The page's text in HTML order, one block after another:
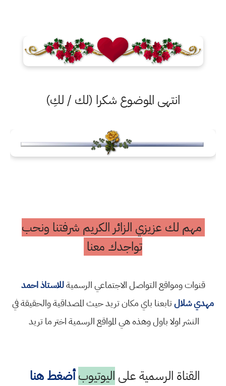
انتهى الموضوع شكرا (لك / لكِ)
مهم لك عزيزي الزائر الكريم شرفتنا ونحب
تواجدك معنا
قنوات ومواقع التواصل الاجتماعي الرسميةللاستاذ احمد
مهدي شلالتابعنا باي مكان تريد حيث المصداقية والحقيقة في
النشر اولا باول وهذه هي المواقع الرسمية اختر ما تريد
القناة الرسمية على اليوتيوب أضغط هنا